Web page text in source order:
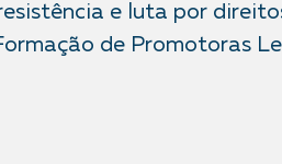
e luta por
de Promotoras